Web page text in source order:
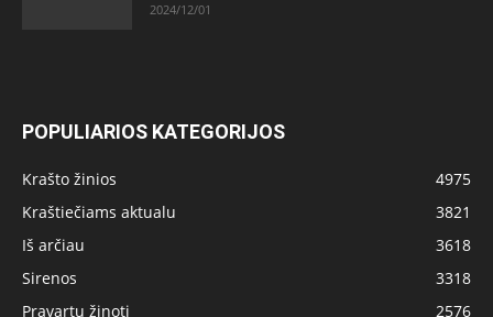
2024/12/01
POPULIARIOS KATEGORIJOS
Krašto žinios
4975
Kraštiečiams aktualu
3821
Iš arčiau
3618
Sirenos
3318
Pravartu žinoti
2576